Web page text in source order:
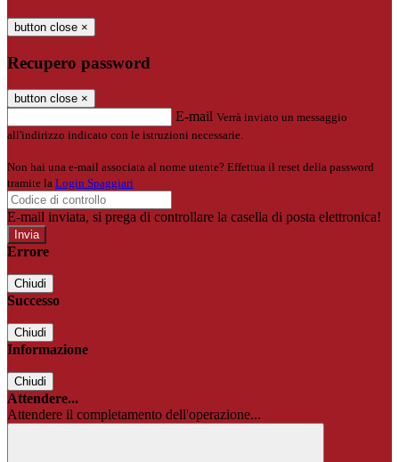
button close ×
Recupero password
button close ×
E-mail Verrà inviato un messaggio
all'indirizzo indicato con le istruzioni necessarie.
Non hai una e-mail associata al nome utente? Effettua il reset della password
tramite la Login Spaggiari
E-mail inviata, si prega di controllare la casella di posta elettronica!
Errore
Chiudi
Successo
Chiudi
Informazione
Chiudi
Attendere...
Attendere il completamento dell'operazione...